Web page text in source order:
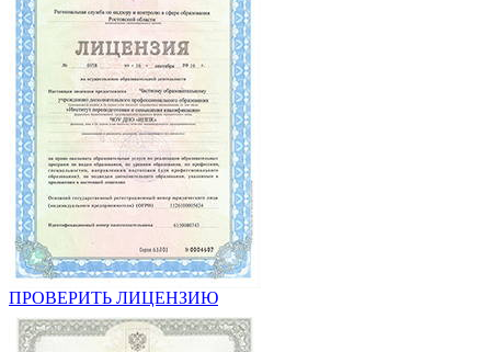
ПРОВЕРИТЬ ЛИЦЕНЗИЮ